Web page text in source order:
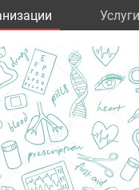
Услуги